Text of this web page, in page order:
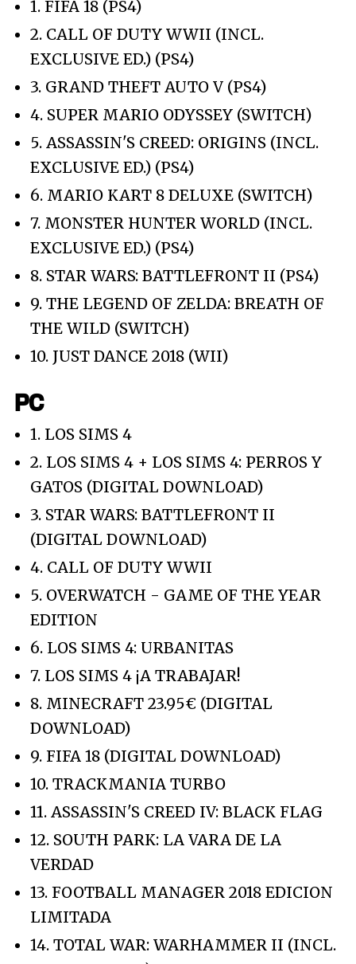
1. FIFA 18 (PS4)
2. CALL OF DUTY WWII (INCL.
EXCLUSIVE ED.) (PS4)
3. GRAND THEFT AUTO V (PS4)
4. SUPER MARIO ODYSSEY (SWITCH)
5. ASSASSIN'S CREED: ORIGINS (INCL.
EXCLUSIVE ED.) (PS4)
6. MARIO KART 8 DELUXE (SWITCH)
7. MONSTER HUNTER WORLD (INCL.
EXCLUSIVE ED.) (PS4)
8. STAR WARS: BATTLEFRONT II (PS4)
9. THE LEGEND OF ZELDA: BREATH OF
THE WILD (SWITCH)
10. JUST DANCE 2018 (WII)
PC
1. LOS SIMS 4
2. LOS SIMS 4 + LOS SIMS 4: PERROS Y
GATOS (DIGITAL DOWNLOAD)
3. STAR WARS: BATTLEFRONT II
(DIGITAL DOWNLOAD)
4. CALL OF DUTY WWII
5. OVERWATCH - GAME OF THE YEAR
EDITION
6. LOS SIMS 4: URBANITAS
7. LOS SIMS 4 ¡A TRABAJAR!
8. MINECRAFT 23.95€ (DIGITAL
DOWNLOAD)
9. FIFA 18 (DIGITAL DOWNLOAD)
10. TRACKMANIA TURBO
11. ASSASSIN'S CREED IV: BLACK FLAG
12. SOUTH PARK: LA VARA DE LA
VERDAD
13. FOOTBALL MANAGER 2018 EDICION
LIMITADA
14. TOTAL WAR: WARHAMMER II (INCL.